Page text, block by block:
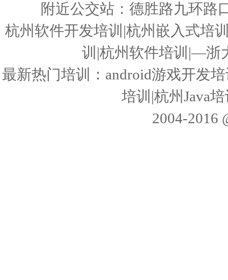
附近公交站：德胜路九环路
杭州软件开发培训|杭州嵌入式培
训|杭州软件培训|—浙
最新热门培训：android游戏开发
培训|杭州Java
2004-2016